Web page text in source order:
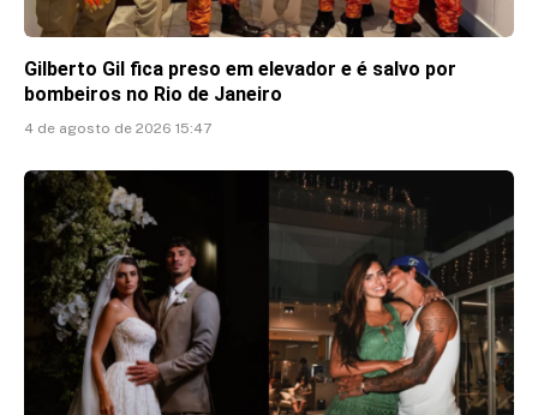
Gilberto Gil fica preso em elevador e é salvo por
bombeiros no Rio de Janeiro
4 de agosto de 2026 15:47